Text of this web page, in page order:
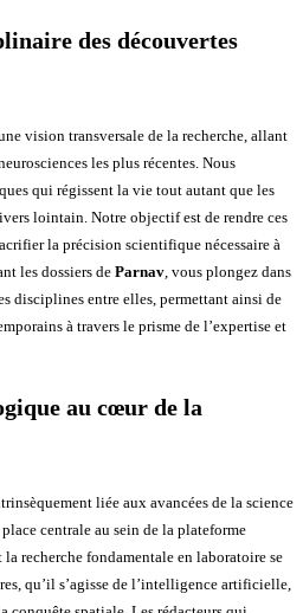
des découvertes
vision transversale de la recherche, allant
les plus récentes. Nous
qui régissent la vie tout autant que les
lointain. Notre objectif est de rendre ces
la précision scientifique nécessaire à
les dossiers de Parnav, vous plongez dans
disciplines entre elles, permettant ainsi de
à travers le prisme de l’expertise et
au cœur de la
liée aux avancées de la science
centrale au sein de la plateforme
la recherche fondamentale en laboratoire se
qu’il s’agisse de l’intelligence artificielle,